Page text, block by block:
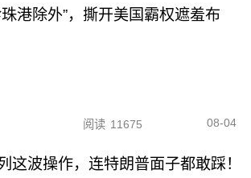
港除外”，撕开美国霸权遮羞布
阅读 11675 08-04
这波操作，连特朗普面子都敢踩！